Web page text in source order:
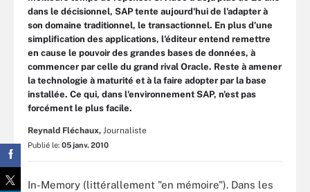
dans le décisionnel, SAP tente aujourd'hui de l'adapter à
son domaine traditionnel, le transactionnel. En plus d'une
simplification des applications, l'éditeur entend remettre
en cause le pouvoir des grandes bases de données, à
commencer par celle du grand rival Oracle. Reste à amener
la technologie à maturité et à la faire adopter par la base
installée. Ce qui, dans l'environnement SAP, n'est pas
forcément le plus facile.
Reynald Fléchaux, Journaliste
Publié le: 05 janv. 2010
In-Memory (littérallement "en mémoire"). Dans les